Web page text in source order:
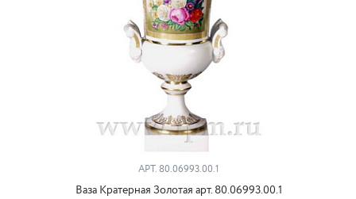
АРТ.80.06993.00.1
Ваза Кратерная Золотая арт. 80.06993.00.1